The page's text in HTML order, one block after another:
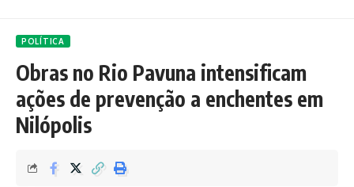
POLÍTICA
Obras no Rio Pavuna intensificam
ações de prevenção a enchentes em
Nilópolis